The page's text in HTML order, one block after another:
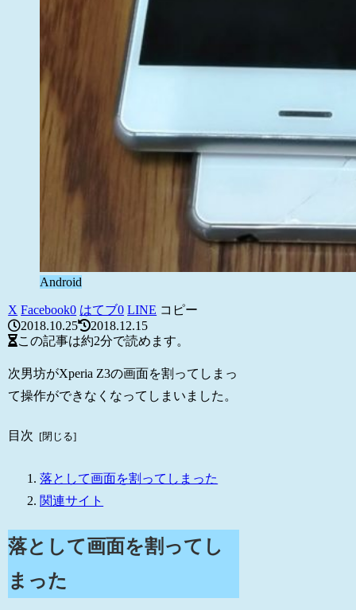
Android
X Facebook0 はてブ0 LINE コピー
2018.10.25
2018.12.15
この記事は約2分で読めます。
次男坊がXperia Z3の画面を割ってしまっ
て操作ができなくなってしまいました。
目次
落として画面を割ってしまった
関連サイト
落として画面を割ってし
まった